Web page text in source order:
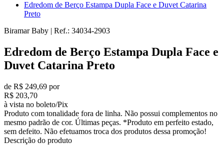
Edredom de Berço Estampa Dupla Face e Duvet Catarina
Preto
Biramar Baby | Ref.: 34034-2903
Edredom de Berço Estampa Dupla Face e
Duvet Catarina Preto
de R$ 249,69 por
R$ 203,70
à vista no boleto/Pix
Produto com tonalidade fora de linha. Não possui complementos no
mesmo padrão de cor. Últimas peças. *Produto em perfeito estado,
sem defeito. Não efetuamos troca dos produtos dessa promoção!
Descrição do produto